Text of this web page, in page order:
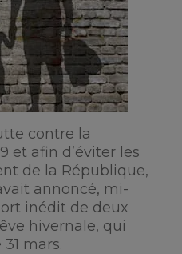
contre la
et afin d’éviter les
de la République,
annoncé, mi-
inédit de deux
hivernale, qui
mars.